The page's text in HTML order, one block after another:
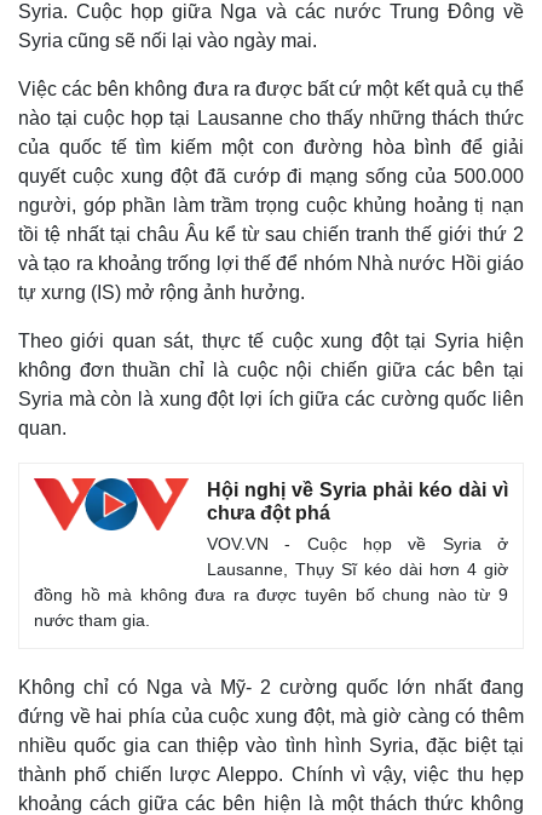
Thế giới
Quan sát
Cuộc sống đó đây
Hồ sơ
Multimedia
Video
Ảnh
E-Magazine
Infographic
Syria. Cuộc họp giữa Nga và các nước Trung Đông về
Syria cũng sẽ nối lại vào ngày mai.
Việc các bên không đưa ra được bất cứ một kết quả cụ thể
nào tại cuộc họp tại Lausanne cho thấy những thách thức
của quốc tế tìm kiếm một con đường hòa bình để giải
quyết cuộc xung đột đã cướp đi mạng sống của 500.000
người, góp phần làm trầm trọng cuộc khủng hoảng tị nạn
tồi tệ nhất tại châu Âu kể từ sau chiến tranh thế giới thứ 2
và tạo ra khoảng trống lợi thế để nhóm Nhà nước Hồi giáo
tự xưng (IS) mở rộng ảnh hưởng.
Theo giới quan sát, thực tế cuộc xung đột tại Syria hiện
không đơn thuần chỉ là cuộc nội chiến giữa các bên tại
Syria mà còn là xung đột lợi ích giữa các cường quốc liên
quan.
Hội nghị về Syria phải kéo dài vì
chưa đột phá
VOV.VN - Cuộc họp về Syria ở
Lausanne, Thụy Sĩ kéo dài hơn 4 giờ
đồng hồ mà không đưa ra được tuyên bố chung nào từ 9
nước tham gia.
Không chỉ có Nga và Mỹ- 2 cường quốc lớn nhất đang
đứng về hai phía của cuộc xung đột, mà giờ càng có thêm
nhiều quốc gia can thiệp vào tình hình Syria, đặc biệt tại
thành phố chiến lược Aleppo. Chính vì vậy, việc thu hẹp
khoảng cách giữa các bên hiện là một thách thức không